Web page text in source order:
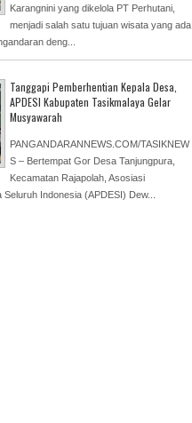
Karangnini yang dikelola PT Perhutani,
menjadi salah satu tujuan wisata yang ada
deng...
Tanggapi Pemberhentian Kepala Desa,
APDESI Kabupaten Tasikmalaya Gelar
Musyawarah
PANGANDARANNEWS.COM/TASIKNEW
S – Bertempat Gor Desa Tanjungpura,
Kecamatan Rajapolah, Asosiasi
Indonesia (APDESI) Dew...